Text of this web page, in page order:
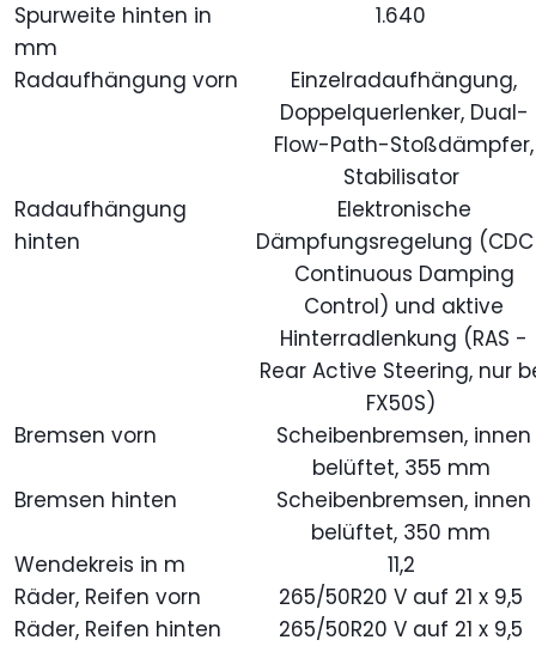
Spurweite hinten in
mm
1.640
Radaufhängung vorn
Einzelradaufhängung,
Doppelquerlenker, Dual-
Flow-Path-Stoßdämpfer,
Stabilisator
Radaufhängung
hinten
Elektronische
Dämpfungsregelung
Continuous Damping
Control) und aktive
Hinterradlenkung (RAS -
Rear Active Steering, nur
FX50S)
Bremsen vorn
Scheibenbremsen, innen
belüftet, 355 mm
Bremsen hinten
Scheibenbremsen, innen
belüftet, 350 mm
Wendekreis in m
11,2
Räder, Reifen vorn
265/50R20 V auf 21 x 9,5
Räder, Reifen hinten
265/50R20 V auf 21 x 9,5